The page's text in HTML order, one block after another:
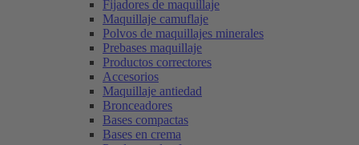
Fijadores de maquillaje
Maquillaje camuflaje
Polvos de maquillajes minerales
Prebases maquillaje
Productos correctores
Accesorios
Maquillaje antiedad
Bronceadores
Bases compactas
Bases en crema